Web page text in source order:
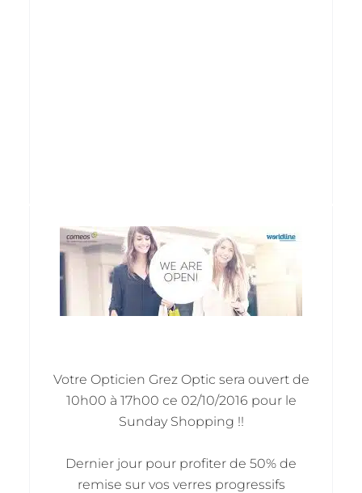
Votre Opticien Grez Optic sera ouvert de
10h00 à 17h00 ce 02/10/2016 pour le
Sunday Shopping !!
Dernier jour pour profiter de 50% de
remise sur vos verres progressifs